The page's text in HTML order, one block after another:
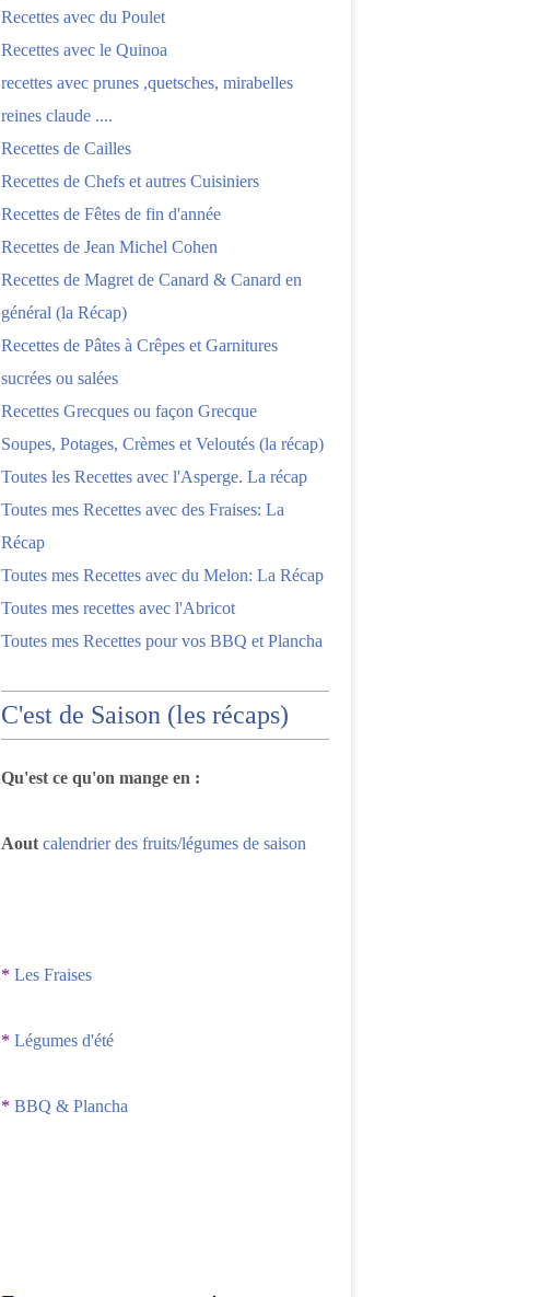
Recettes avec du Poulet
Recettes avec le Quinoa
recettes avec prunes ,quetsches, mirabelles
reines claude ....
Recettes de Cailles
Recettes de Chefs et autres Cuisiniers
Recettes de Fêtes de fin d'année
Recettes de Jean Michel Cohen
Recettes de Magret de Canard & Canard en
général (la Récap)
Recettes de Pâtes à Crêpes et Garnitures
sucrées ou salées
Recettes Grecques ou façon Grecque
Soupes, Potages, Crèmes et Veloutés (la récap)
Toutes les Recettes avec l'Asperge. La récap
Toutes mes Recettes avec des Fraises: La
Récap
Toutes mes Recettes avec du Melon: La Récap
Toutes mes recettes avec l'Abricot
Toutes mes Recettes pour vos BBQ et Plancha
C'est de Saison (les récaps)
Qu'est ce qu'on mange en :
Aout calendrier des fruits/légumes de saison
* Les Fraises
* Légumes d'été
* BBQ & Plancha